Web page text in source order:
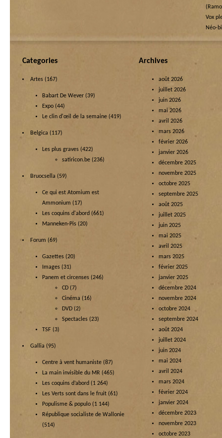
Vox
Néo-
Categories
Artes (167)
Babart De Wever (39)
Expo (44)
Le clin d'œil de la semaine (419)
Belgica (117)
Les plus graves (422)
satiricon.be (236)
Bruocsella (59)
Ce qui est Atomium est
Ammonium (17)
Les coquins d'abord (661)
Manneken-Pis (20)
Forum (69)
Gazettes (20)
Images (31)
Panem et circenses (246)
CD (7)
Cinéma (16)
DVD (2)
Spectacles (23)
TSF (3)
Gallia (95)
Centre à vent humaniste (87)
La main invisible du MR (465)
Les coquins d’abord (1 264)
Les Verts sont dans le fruit (61)
Populisme & populo (1 144)
République socialiste de Wallonie
(514)
Archives
août 2026
juillet 2026
juin 2026
mai 2026
avril 2026
mars 2026
février 2026
janvier 2026
décembre 2025
novembre 2025
octobre 2025
septembre 2025
août 2025
juillet 2025
juin 2025
mai 2025
avril 2025
mars 2025
février 2025
janvier 2025
décembre 2024
novembre 2024
octobre 2024
septembre 2024
août 2024
juillet 2024
juin 2024
mai 2024
avril 2024
mars 2024
février 2024
janvier 2024
décembre 2023
novembre 2023
octobre 2023